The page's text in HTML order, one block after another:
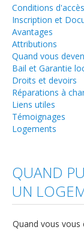
Travaux
Aides et
Locataires
Conditions
Inscription et
Quand vous
Bail et
Droits et
Conditions d'accès
Inscription et
Avantages
Attributions
Quand vous
Bail et Garantie
Droits et devoirs
Réparations à
Liens utiles
Témoignages
Logements
QUAND
UN
Quand vous vous